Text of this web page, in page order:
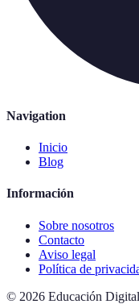
Navigation
Inicio
Blog
Información
Sobre nosotros
Contacto
Aviso legal
Política de
© 2026 Educación Digital